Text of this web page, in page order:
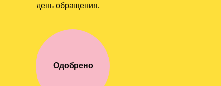
Одобрено
день обращения.